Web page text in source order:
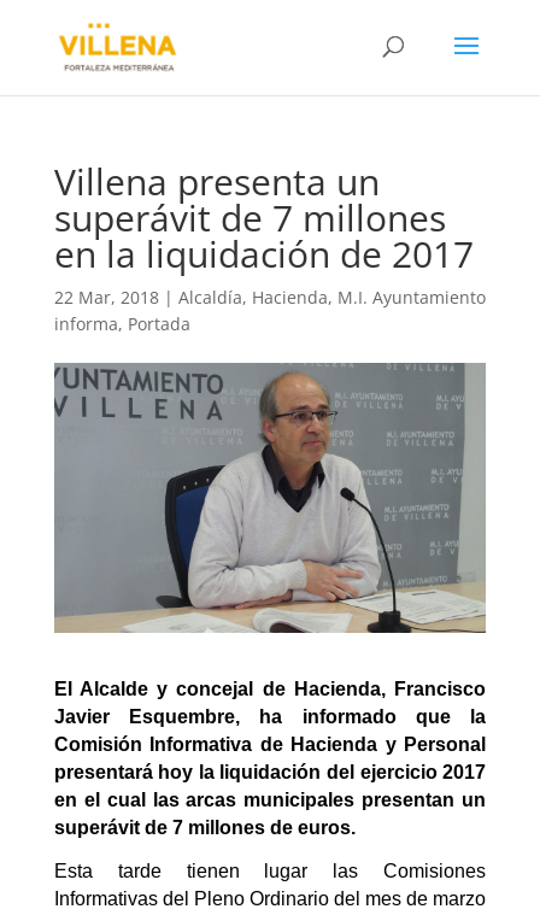
Villena presenta un
superávit de 7 millones
en la liquidación de 2017
22 Mar, 2018| Alcaldía, Hacienda, M.I. Ayuntamiento
informa, Portada
El Alcalde y concejal de Hacienda, Francisco
Javier Esquembre, ha informado que la
Comisión Informativa de Hacienda y Personal
presentará hoy la liquidación del ejercicio 2017
en el cual las arcas municipales presentan un
superávit de 7 millones de euros.
Esta tarde tienen lugar las Comisiones
Informativas del Pleno Ordinario del mes de marzo